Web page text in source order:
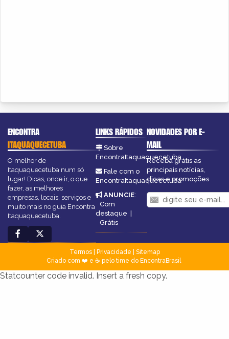
ENCONTRA
ITAQUAQUECETUBA
O melhor de
Itaquaquecetuba num só
lugar! Dicas, onde ir, o que
fazer, as melhores
empresas, locais, serviços e
muito mais no guia Encontra
Itaquaquecetuba.
LINKS RÁPIDOS
Sobre
EncontraItaquaquecetuba
Fale com o
EncontraItaquaquecetuba
ANUNCIE:
Com
destaque |
Grátis
NOVIDADES POR E-
MAIL
Receba grátis as
principais notícias,
dicas e promoções
Termos| Privacidade
Sitemap
Criado com ❤️ e ☕ pelo time do EncontraBrasil
Statcounter code invalid. Insert a fresh copy.